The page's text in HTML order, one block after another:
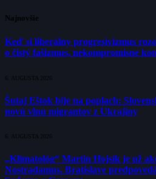
Najnovšie
Keď si liberálny progresivizmus
o čistý fašizmus, nekompromisne
6. AUGUSTA 2026
Šutaj Eštok bije na poplach:
novú vlnu migrantov z Ukrajiny
6. AUGUSTA 2026
„Klimatológ“ Martin Hojsík je už
Nostradamus. Bratislave